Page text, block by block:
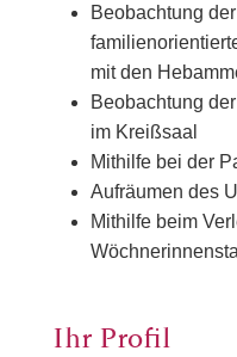
Beobachtung
mit den
Beobachtung
im Kreißsaal
Mithilfe bei der
Aufräumen des
Mithilfe beim
Ihr Profil